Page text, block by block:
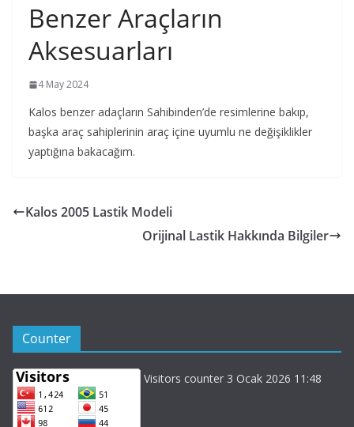
Benzer Araçların
Aksesuarları
4 May 2024
Kalos benzer adaçların Sahibinden’de resimlerine bakıp,
başka araç sahiplerinin araç içine uyumlu ne değişiklikler
yaptığına bakacağım.
Kalos 2005 Lastik Modeli
Orijinal Lastik Hakkında Bilgiler
Counter
Visitors counter 3 Ocak 2026 11:48